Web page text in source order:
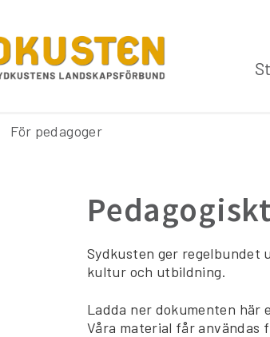
För pedagoger
Sydkusten ger regelbundet
kultur och utbildning.
Ladda ner dokumenten här
Våra material får